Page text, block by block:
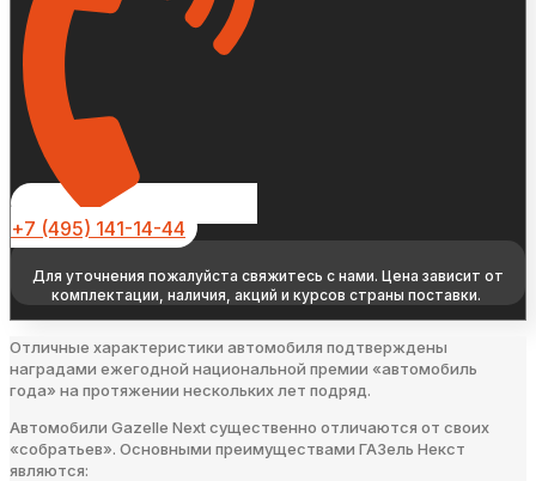
+7 (495) 141-14-44
Для уточнения пожалуйста свяжитесь с нами. Цена зависит от
комплектации, наличия, акций и курсов страны поставки.
Отличные характеристики автомобиля подтверждены
наградами ежегодной национальной премии «автомобиль
года» на протяжении нескольких лет подряд.
Автомобили Gazelle Next существенно отличаются от своих
«собратьев». Основными преимуществами ГАЗель Некст
являются: